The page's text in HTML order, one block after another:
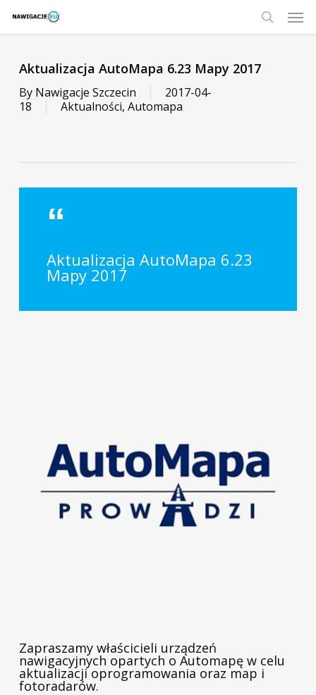
main search
Aktualizacja AutoMapa 6.23 Mapy 2017
By Nawigacje Szczecin
2017-04-
18
Aktualności, Automapa
Aktualizacja AutoMapa 6.23
Mapy 2017
Zapraszamy właścicieli urządzeń
nawigacyjnych opartych o Automapę w celu
aktualizacji oprogramowania oraz map i
fotoradarów.